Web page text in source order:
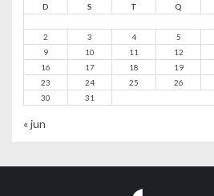
D S T Q
2
3 4 5
9
10 11 12
16
17 18 19
23
24 25 26
30
31
« jun